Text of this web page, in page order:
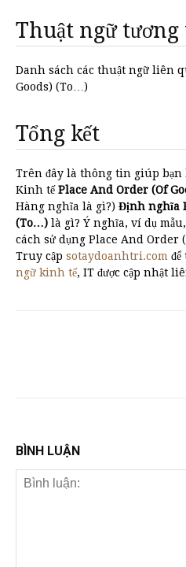
Thuật ngữ
Danh sách các thuật ngữ liên
Goods) (To…)
Tổng kết
Trên đây là thông tin giúp bạn
Kinh tếPlace And Order (Of
Hàng nghĩa là gì?) Định nghĩa
(To…) là gì? Ý nghĩa, ví dụ
cách sử dụng Place And Order
Truy cập sotaydoanhtri.com
ngữ kinh tế, IT được cập nhật
BÌNH LUẬN